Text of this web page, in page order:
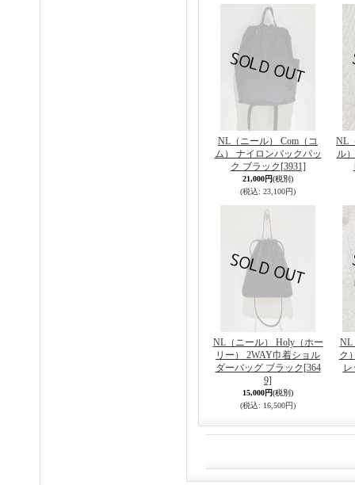
NL（ニール） Com（コ
ム） ナイロンバックパッ
ク ブラック [3931]
21,000円(税別)
(税込: 23,100円)
NL
ル
NL（ニール） Holy（ホー
リー） 2WAY巾着ショル
ダーバッグ ブラック [364
9]
15,000円(税別)
(税込: 16,500円)
NL
ク
レ